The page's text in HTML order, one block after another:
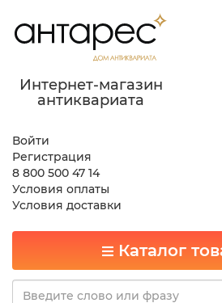
Интернет-магазин
антиквариата
Войти
Регистрация
8 800 500 47 14
Условия оплаты
Условия доставки
Каталог